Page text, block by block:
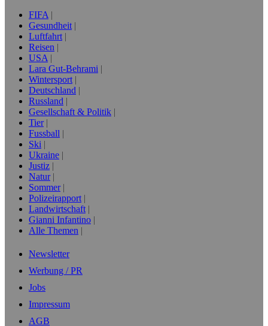
FIFA
Gesundheit
Luftfahrt
Reisen
USA
Lara Gut-Behrami
Wintersport
Deutschland
Russland
Gesellschaft & Politik
Tier
Fussball
Ski
Ukraine
Justiz
Natur
Sommer
Polizeirapport
Landwirtschaft
Gianni Infantino
Alle Themen
Newsletter
Werbung / PR
Jobs
Impressum
AGB